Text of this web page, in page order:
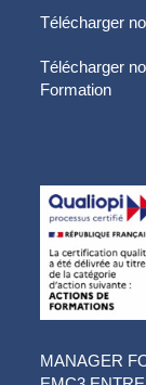
Télécharger
Télécharger
Formation
MANAGER